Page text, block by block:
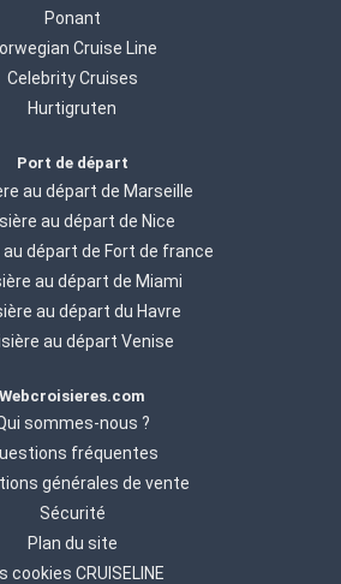
Ponant
Cruise Line
Celebrity Cruises
Hurtigruten
Port de départ
au départ de Marseille
au départ de Nice
au départ de Fort de france
au départ de Miami
au départ du Havre
au départ Venise
Webcroisieres.com
sommes-nous ?
fréquentes
générales de vente
Sécurité
Plan du site
cookies CRUISELINE